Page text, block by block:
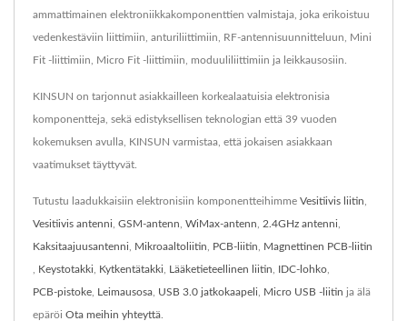
ammattimainen elektroniikkakomponenttien valmistaja, joka erikoistuu
vedenkestäviin liittimiin, anturiliittimiin, RF-antennisuunnitteluun, Mini
Fit -liittimiin, Micro Fit -liittimiin, moduuliliittimiin ja leikkausosiin.
KINSUN on tarjonnut asiakkailleen korkealaatuisia elektronisia
komponentteja, sekä edistyksellisen teknologian että 39 vuoden
kokemuksen avulla, KINSUN varmistaa, että jokaisen asiakkaan
vaatimukset täyttyvät.
Tutustu laadukkaisiin elektronisiin komponentteihimme Vesitiivis liitin
Vesitiivis antenni GSM-antenn WiMax-antenn 2.4GHz antenni
Kaksitaajuusantenni Mikroaaltoliitin PCB-liitin Magnettinen PCB-liitin
Keystotakki Kytkentätakki Lääketieteellinen liitin IDC-lohko
PCB-pistoke Leimausosa USB 3.0 jatkokaapeli Micro USB -liitin ja älä
epäröi Ota meihin yhteyttä